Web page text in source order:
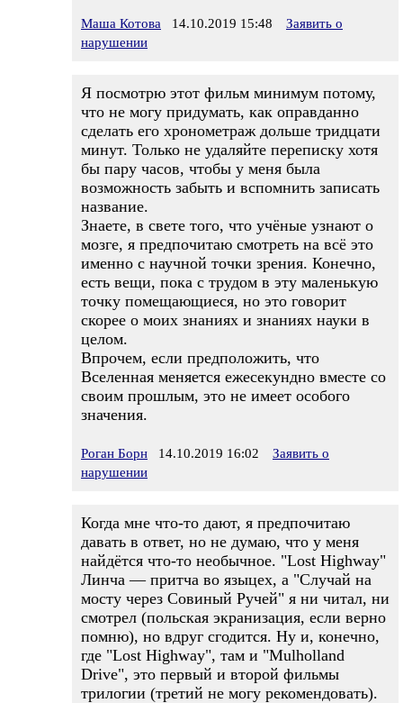
Маша Котова 14.10.2019 15:48
Заявить о
нарушении
Я посмотрю этот фильм минимум потому,
что не могу придумать, как оправданно
сделать его хронометраж дольше тридцати
минут. Только не удаляйте переписку хотя
бы пару часов, чтобы у меня была
возможность забыть и вспомнить записать
название.
Знаете, в свете того, что учёные узнают о
мозге, я предпочитаю смотреть на всё это
именно с научной точки зрения. Конечно,
есть вещи, пока с трудом в эту маленькую
точку помещающиеся, но это говорит
скорее о моих знаниях и знаниях науки в
целом.
Впрочем, если предположить, что
Вселенная меняется ежесекундно вместе со
своим прошлым, это не имеет особого
значения.
Роган Борн 14.10.2019 16:02
Заявить о
нарушении
Когда мне что-то дают, я предпочитаю
давать в ответ, но не думаю, что у меня
найдётся что-то необычное. "Lost Highway"
Линча — притча во языцех, а "Случай на
мосту через Совиный Ручей" я ни читал, ни
смотрел (польская экранизация, если верно
помню), но вдруг сгодится. Ну и, конечно,
где "Lost Highway", там и "Mulholland
Drive", это первый и второй фильмы
трилогии (третий не могу рекомендовать).